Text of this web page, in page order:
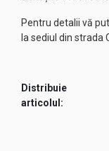
Pentru detalii vă
la sediul din strada
Distribuie
articolul: